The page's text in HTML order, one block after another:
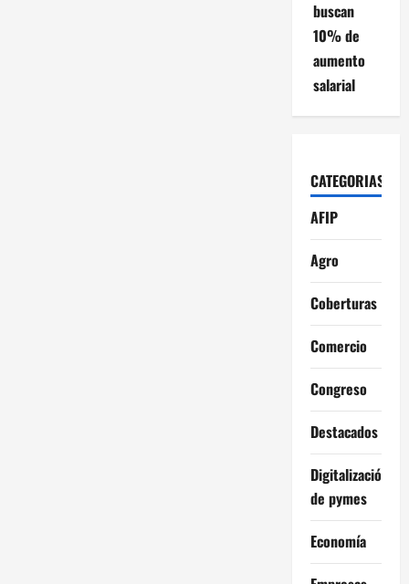
buscan
10% de
aumento
salarial
CATEGORIAS
AFIP
Agro
Coberturas
Comercio
Congreso
Destacados
Digitalización
de pymes
Economía